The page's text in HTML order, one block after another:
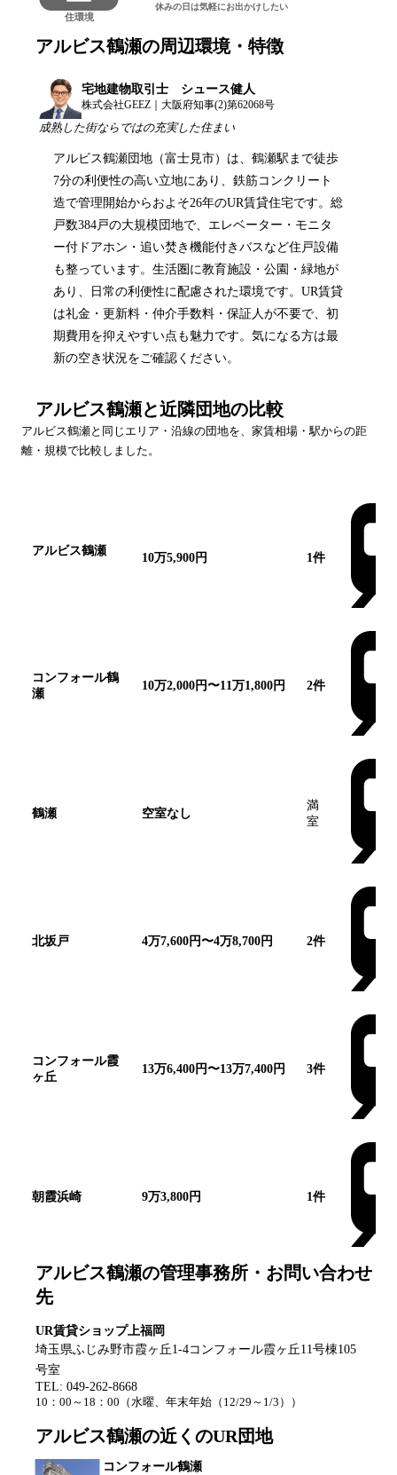
住環境
休みの日は気軽にお出かけしたい
アルビス鶴瀬の周辺環境・特徴
宅地建物取引士 シュース健人
株式会社GEEZ｜大阪府知事(2)第62068号
成熟した街ならではの充実した住まい
アルビス鶴瀬団地（富士見市）は、鶴瀬駅まで徒歩
7分の利便性の高い立地にあり、鉄筋コンクリート
造で管理開始からおよそ26年のUR賃貸住宅です。総
戸数384戸の大規模団地で、エレベーター・モニタ
ー付ドアホン・追い焚き機能付きバスなど住戸設備
も整っています。生活圏に教育施設・公園・緑地が
あり、日常の利便性に配慮された環境です。UR賃貸
は礼金・更新料・仲介手数料・保証人が不要で、初
期費用を抑えやすい点も魅力です。気になる方は最
新の空き状況をご確認ください。
アルビス鶴瀬と近隣団地の比較
アルビス鶴瀬と同じエリア・沿線の団地を、家賃相場・駅からの距
離・規模で比較しました。
アルビス鶴瀬
10万5,900円 1件
コンフォール鶴
瀬
10万2,000円〜11万1,800円 2件
鶴瀬 空室なし
満
室
北坂戸 4万7,600円〜4万8,700円 2件
コンフォール霞
ヶ丘
13万6,400円〜13万7,400円 3件
朝霞浜崎 9万3,800円 1件
アルビス鶴瀬の管理事務所・お問い合わせ
先
UR賃貸ショップ上福岡
埼玉県ふじみ野市霞ヶ丘1-4コンフォール霞ヶ丘11号棟105
号室
TEL: 049-262-8668
10：00～18：00 （水曜、年末年始（12/29～1/3） ）
アルビス鶴瀬の近くのUR団地
コンフォール鶴瀬